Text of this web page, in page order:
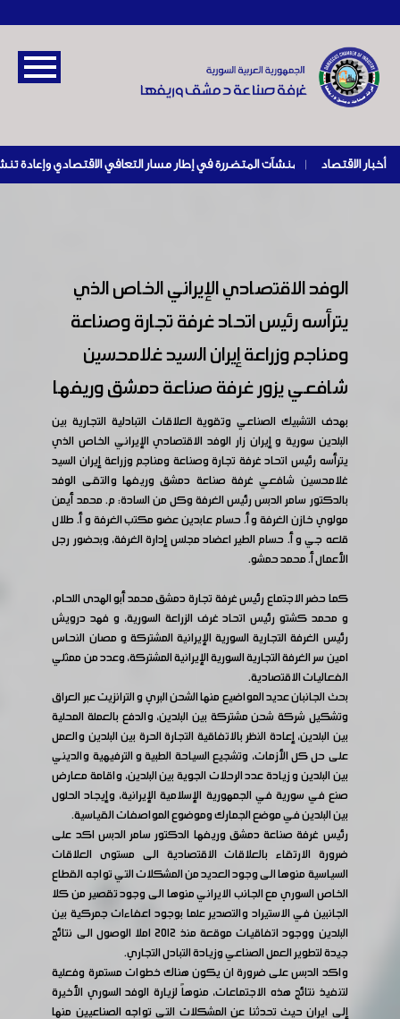
أخبار الاقتصاد |
الوفد الاقتصادي الإيراني الخاص الذي
يترأسه رئيس اتحاد غرفة تجارة وصناعة
ومناجم وزراعة إيران السيد غلامحسين
شافعي يزور غرفة صناعة دمشق وريفها
بهدف التشبيك الصناعي وتقوية العلاقات التبادلية التجارية بين
البلدين سورية و إيران زار الوفد الاقتصادي الإيراني الخاص الذي
يترأسه رئيس اتحاد غرفة تجارة وصناعة ومناجم وزراعة إيران السيد
غلامحسين شافعي غرفة صناعة دمشق وريفها والتقى الوفد
بالدكتور سامر الدبس رئيس الغرفة وكل من السادة: م. محمد أيمن
مولوي خازن الغرفة و أ. حسام عابدين عضو مكتب الغرفة و أ. طلال
قلعه جي و أ. حسام الطير اعضاد مجلس إدارة الغرفة، وبحضور رجل
الأعمال أ. محمد حمشو.
كما حضر الاجتماع رئيس غرفة تجارة دمشق محمد أبو الهدى اللحام،
و محمد كشتو رئيس اتحاد غرف الزراعة السورية، و فهد درويش
رئيس الغرفة التجارية السورية الإيرانية المشتركة و مصان النحاس
امين سر الغرفة التجارية السورية الإيرانية المشتركة، وعدد من ممثلي
الفعاليات الاقتصادية.
بحث الجانبان عديد المواضيع منها الشحن البري و الترانزيت عبر العراق
وتشكيل شركة شحن مشتركة بين البلدين، والدفع بالعملة المحلية
بين البلدين، إعادة النظر بالاتفاقية التجارة الحرة بين البلدين والعمل
على حل كل الأزمات، وتشجيع السياحة الطبية و الترفيهية والديني
بين البلدين و زيادة عدد الرحلات الجوية بين البلدين، واقامة معارض
صنع في سورية في الجمهورية الإسلامية الإيرانية، وإيجاد الحلول
بين البلدين في موضع الجمارك وموضوع المواصفات القياسية.
رئيس غرفة صناعة دمشق وريفها الدكتور سامر الدبس اكد على
ضرورة الارتقاء بالعلاقات الاقتصادية الى مستوى العلاقات
السياسية منوها الى وجود العديد من المشكلات التي تواجه القطاع
الخاص السوري مع الجانب الايراني منوها الى وجود تقصير من كلا
الجانبين في الاستيراد والتصدير علما بوجود اعفاءات جمركية بين
البلدين ووجود اتفاقيات موقعة منذ ٢٠١٢ املا الوصول الى نتائج
جيدة لتطوير العمل الصناعي وزيادة التبادل التجاري.
واكد الدبس على ضرورة ان يكون هناك خطوات مستمرة وفعلية
لتنفيذ نتائج هذه الاجتماعات، منوهاً لزيارة الوفد السوري الأخيرة
إلى ايران حيث تحدثنا عن المشكلات التي تواجه الصناعيين منها